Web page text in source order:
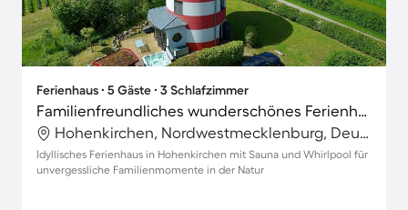
Ferienhaus ∙ 5 Gäste ∙ 3 Schlafzimmer
Familienfreundliches wunderschönes Ferienhaus mit Sauna, Terrasse und Grill | Panoramablick | Neben dem Strand
Hohenkirchen, Nordwestmecklenburg, Deutschland
Idyllisches Ferienhaus in Hohenkirchen mit Sauna und Whirlpool für
unvergessliche Familienmomente in der Natur